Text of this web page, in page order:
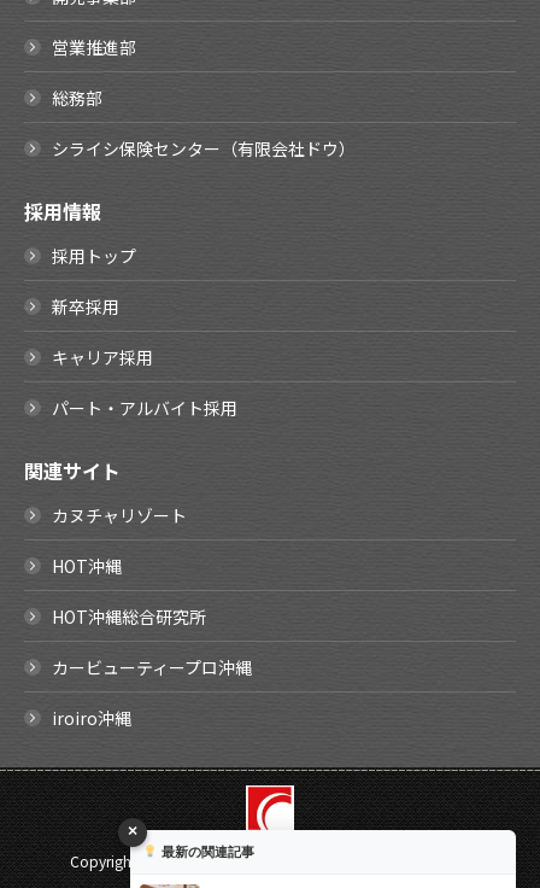
営業推進部
総務部
シライシ保険センター（有限会社ドウ）
採用情報
採用トップ
新卒採用
キャリア採用
パート・アルバイト採用
関連サイト
カヌチャリゾート
HOT沖縄
HOT沖縄総合研究所
カービューティープロ沖縄
iroiro沖縄
Copyright © 2026 SHIRAISHI Corporation. All rights reserved.
×
最新の関連記事